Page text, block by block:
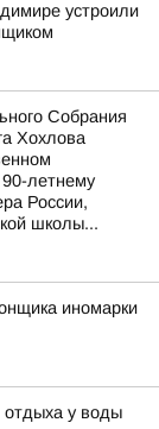
устроили
Собрания
Хохлова
летнему
России,
школы...
иномарки
отдыха у воды